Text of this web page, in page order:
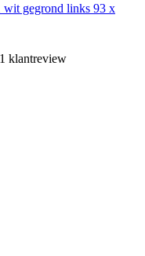
gegrond links 93 x
klantreview